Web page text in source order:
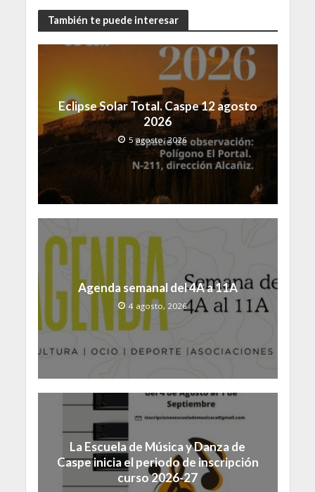
También te puede interesar
Eclipse Solar Total. Caspe 12 agosto
2026
5 agosto, 2026
Agenda semanal del 4A a 11A
4 agosto, 2026
La Escuela de Música y Danza de
Caspe inicia el periodo de inscripción
curso 2026-27